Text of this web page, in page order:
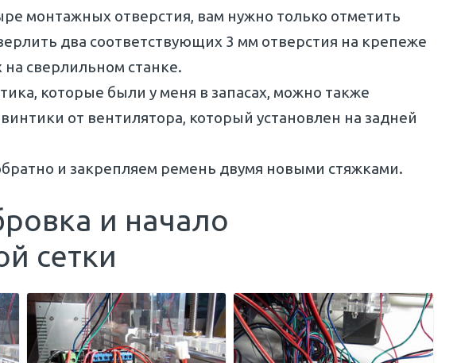
монтажных отверстия, вам нужно только отметить
два соответствующих 3 мм отверстия на крепеже
сверлильном станке.
которые были у меня в запасах, можно также
от вентилятора, который установлен на задней
и закрепляем ремень двумя новыми стяжками.
и начало
сетки